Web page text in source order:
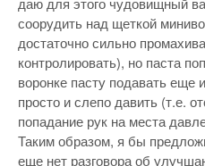
соорудить над щеткой
достаточно сильно
контролировать), но паста
воронке пасту подавать еще
просто и слепо давить (т.е.
попадание рук на места
Таким образом, я бы
еще нет разговора об